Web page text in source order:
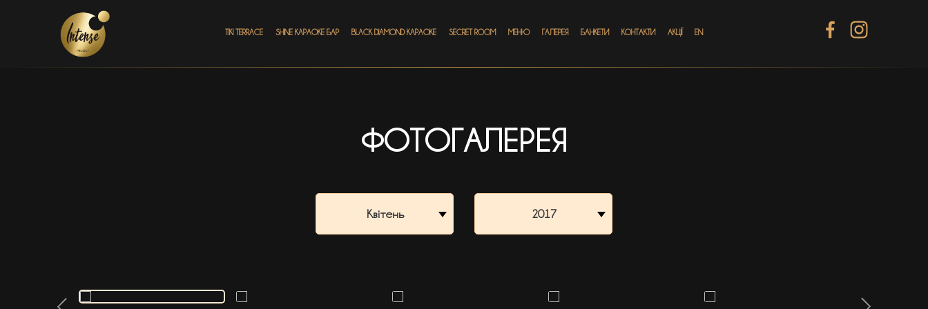
TIKI TERRACE SHINE КАРАОКЕ БАР BLACK DIAMOND КАРАОКЕ SECRET ROOM МЕНЮ ГАЛЕРЕЯ БАНКЕТИ КОНТАКТИ АКЦІЇ EN
ФОТОГАЛЕРЕЯ
Квітень 2017